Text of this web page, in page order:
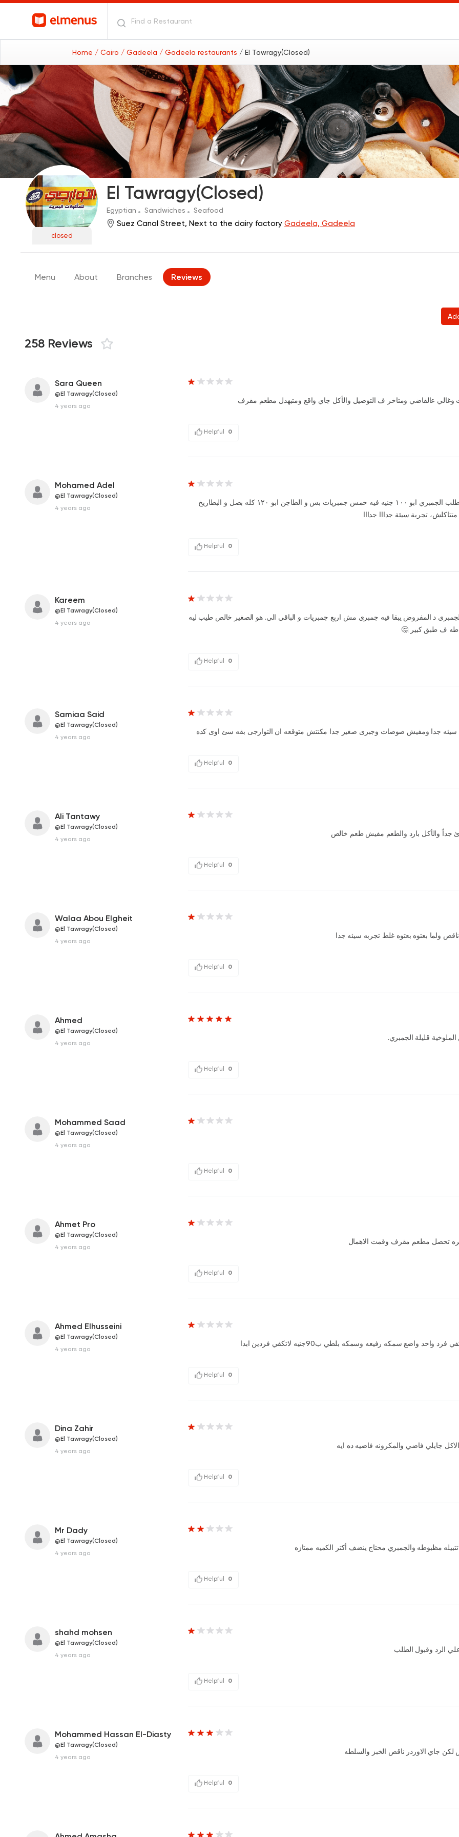
Home / Cairo / Gadeela / Gadeela restaurants / El Tawragy(Closed)
closed
El Tawragy(Closed)
Egyptian Sandwiches Seafood
Suez Canal Street, Next to the dairy factory Gadeela, Gadeela
Menu About Branches Reviews
258 Reviews
Sara Queen
@El Tawragy(Closed)
4 years ago
وغالي عالفاضي ومتاخر ف التوصيل والأكل جاي واقع ومتبهدل مطعم مقرف
Helpful 0
Mohamed Adel
@El Tawragy(Closed)
4 years ago
سئ جدا ، طلب الجمبري ابو ١٠٠ جنيه فيه خمس جمبريات بس و الطاجن ابو ١٢٠ كله بصل و البطاريخ
تجربة سيئة جدااا جدااا
Helpful 0
Kareem
@El Tawragy(Closed)
4 years ago
د المفروض يبقا فيه جمبري مش اربع جمبريات و الباقي الي. هو الصغير خالص طيب ليه
ف طبق كبير 🤔
Helpful 0
Samiaa Said
@El Tawragy(Closed)
4 years ago
جدا ومفيش صوصات وجبرى صغير جدا مكنتش متوقعه ان التوارجى بقه سئ اوى كده
Helpful 0
Ali Tantawy
@El Tawragy(Closed)
4 years ago
جداً والأكل بارد والطعم مفيش طعم خالص
Helpful 0
Walaa Abou Elgheit
@El Tawragy(Closed)
4 years ago
ولما بعتوه بعتوه غلط تجربه سيئه جدا
Helpful 0
Ahmed
@El Tawragy(Closed)
4 years ago
قليلة الجمبري.
Helpful 0
Mohammed Saad
@El Tawragy(Closed)
4 years ago
Helpful 0
Ahmet Pro
@El Tawragy(Closed)
4 years ago
مره تحصل مطعم مقرف وقمت الاهمال
Helpful 0
Ahmed Elhusseini
@El Tawragy(Closed)
4 years ago
واحد واضع سمكه رفيعه وسمكه بلطي ب90جنيه لاتكفي فردين ابدا
Helpful 0
Dina Zahir
@El Tawragy(Closed)
4 years ago
جايلي فاضي والمكرونه فاضيه ده ايه
Helpful 0
Mr Dady
@El Tawragy(Closed)
4 years ago
تتبيله مظبوطه والجمبري محتاج ينضف أكتر الكميه ممتازه
Helpful 0
shahd mohsen
@El Tawragy(Closed)
4 years ago
علي الرد وقبول الطلب
Helpful 0
Mohammed Hassan El-Diasty
@El Tawragy(Closed)
4 years ago
لكن جاي الاوردر ناقص الخبز والسلطه
Helpful 0